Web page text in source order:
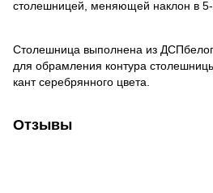
столешницей, меняющей наклон в 5-
Столешница выполнена из
для обрамления контура
кант серебрянного цвета.
Отзывы